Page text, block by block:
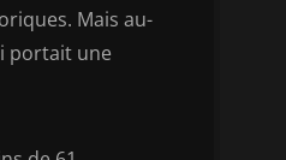
Mais au-
portait une